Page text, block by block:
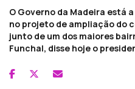
O Governo da Madeira está
no projeto de ampliação do
junto de um dos maiores
Funchal, disse hoje o